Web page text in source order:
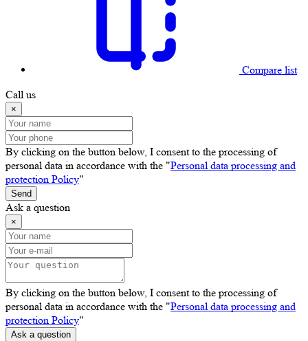
Compare list
Call us
×
By clicking on the button below, I consent to the processing of
personal data in accordance with the "Personal data processing and
protection Policy"
Send
Ask a question
×
By clicking on the button below, I consent to the processing of
personal data in accordance with the "Personal data processing and
protection Policy"
Ask a question